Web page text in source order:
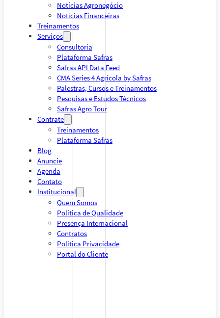
Notícias Agronegócio
Notícias Financeiras
Treinamentos
Serviços
Consultoria
Plataforma Safras
Safras API Data Feed
CMA Series 4 Agrícola by Safras
Palestras, Cursos e Treinamentos
Pesquisas e Estudos Técnicos
Safras Agro Tour
Contrate
Treinamentos
Plataforma Safras
Blog
Anuncie
Agenda
Contato
Institucional
Quem Somos
Política de Qualidade
Presença Internacional
Contratos
Política Privacidade
Portal do Cliente